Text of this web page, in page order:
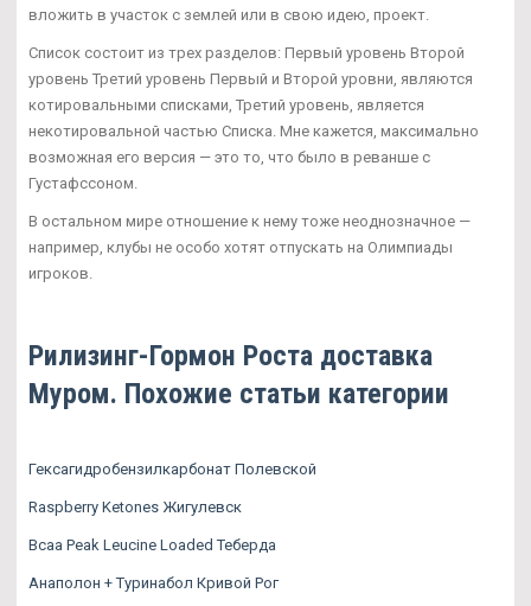
вложить в участок с землей или в свою идею, проект.
Список состоит из трех разделов: Первый уровень Второй
уровень Третий уровень Первый и Второй уровни, являются
котировальными списками, Третий уровень, является
некотировальной частью Списка. Мне кажется, максимально
возможная его версия — это то, что было в реванше с
Густафссоном.
В остальном мире отношение к нему тоже неоднозначное —
например, клубы не особо хотят отпускать на Олимпиады
игроков.
Рилизинг-Гормон Роста доставка
Муром. Похожие статьи категории
Гексагидробензилкарбонат Полевской
Raspberry Ketones Жигулевск
Bcaa Peak Leucine Loaded Теберда
Анаполон + Туринабол Кривой Рог